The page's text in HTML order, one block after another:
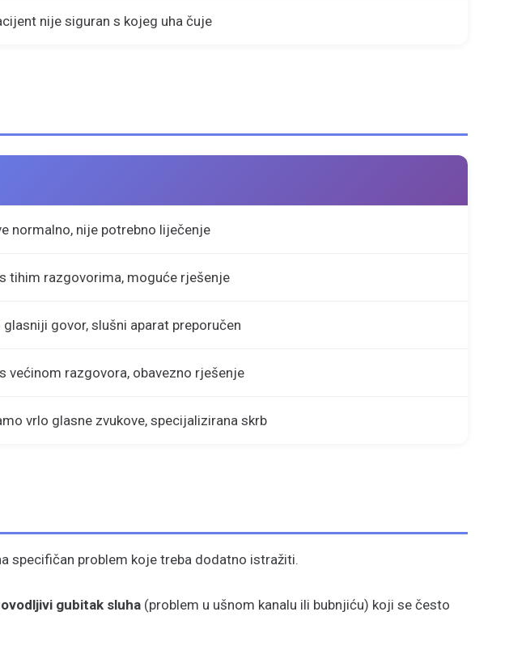
nije siguran s kojeg uha čuje
normalno, nije potrebno liječenje
tihim razgovorima, moguće rješenje
glasniji govor, slušni aparat preporučen
većinom razgovora, obavezno rješenje
vrlo glasne zvukove, specijalizirana skrb
specifičan problem koje treba dodatno istražiti.
gubitak sluha (problem u ušnom kanalu ili bubnjiću) koji se često